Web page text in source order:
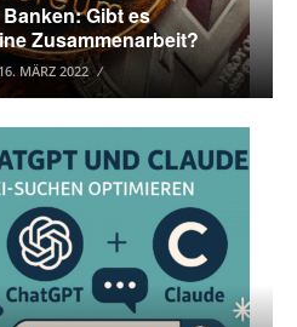
Gibt es
Zusammenarbeit?
16. MÄRZ 2022